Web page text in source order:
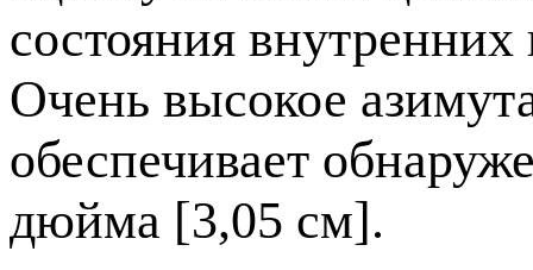
состояния
Очень высокое
обеспечивает
дюйма [3,05 см].